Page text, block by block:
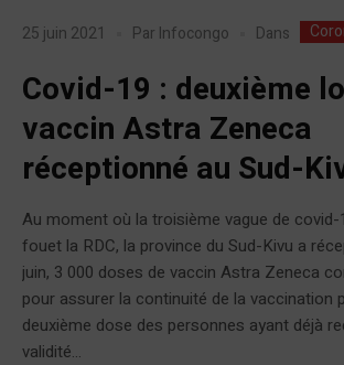
25 juin 2021 Par Infocongo Dans
Covid-19 : deuxième
vaccin Astra Zeneca
réceptionné au Sud-
Au moment où la troisième vague de covid-
fouet la RDC, la province du Sud-Kivu a
juin, 3 000 doses de vaccin Astra Zeneca
pour assurer la continuité de la vaccination
deuxième dose des personnes ayant déjà
validité...